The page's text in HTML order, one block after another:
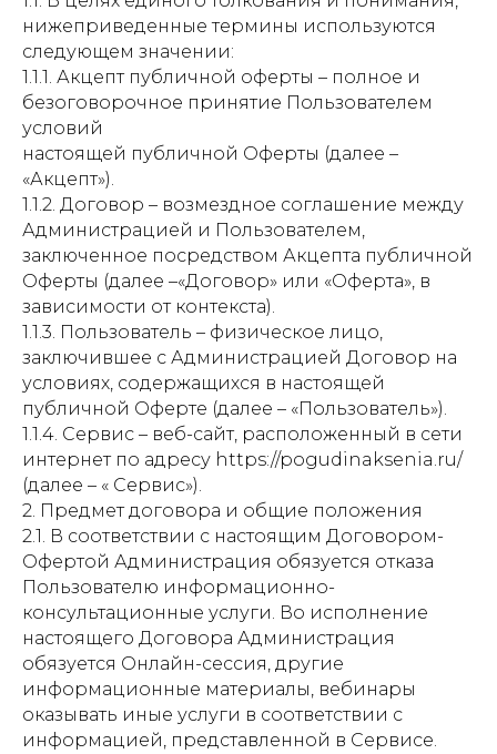
нижеприведенные термины используются
следующем значении:
1.1.1. Акцепт публичной оферты – полное и
безоговорочное принятие Пользователем
условий
настоящей публичной Оферты (далее –
«Акцепт»).
1.1.2. Договор – возмездное соглашение между
Администрацией и Пользователем,
заключенное посредством Акцепта публичной
Оферты (далее –«Договор» или «Оферта», в
зависимости от контекста).
1.1.3. Пользователь – физическое лицо,
заключившее с Администрацией Договор на
условиях, содержащихся в настоящей
публичной Оферте (далее – «Пользователь»).
1.1.4. Сервис – веб-сайт, расположенный в сети
интернет по адресу https://pogudinaksenia.ru/
(далее – « Сервис»).
2. Предмет договора и общие положения
2.1. В соответствии с настоящим Договором-
Офертой Администрация обязуется отказа
Пользователю информационно-
консультационные услуги. Во исполнение
настоящего Договора Администрация
обязуется Онлайн-сессия, другие
информационные материалы, вебинары
оказывать иные услуги в соответствии с
информацией, представленной в Сервисе.